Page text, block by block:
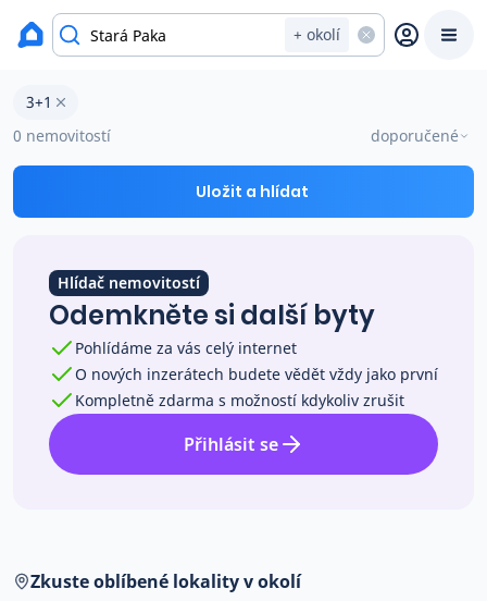
+ okolí
Prodat
Prodej s Reas.cz
Ceny prodaných nemovitostí
Okamžitý výkup
Přehled realitních makléřů
okres Jičín
Byty 3+1 na prodej Stará Paka
3+1
0 nemovitostí
doporučené
Uložit a hlídat
Hlídač nemovitostí
Odemkněte si další byty
Pohlídáme za vás celý internet
O nových inzerátech budete vědět vždy jako první
Kompletně zdarma s možností kdykoliv zrušit
Přihlásit se
Zkuste oblíbené lokality v okolí